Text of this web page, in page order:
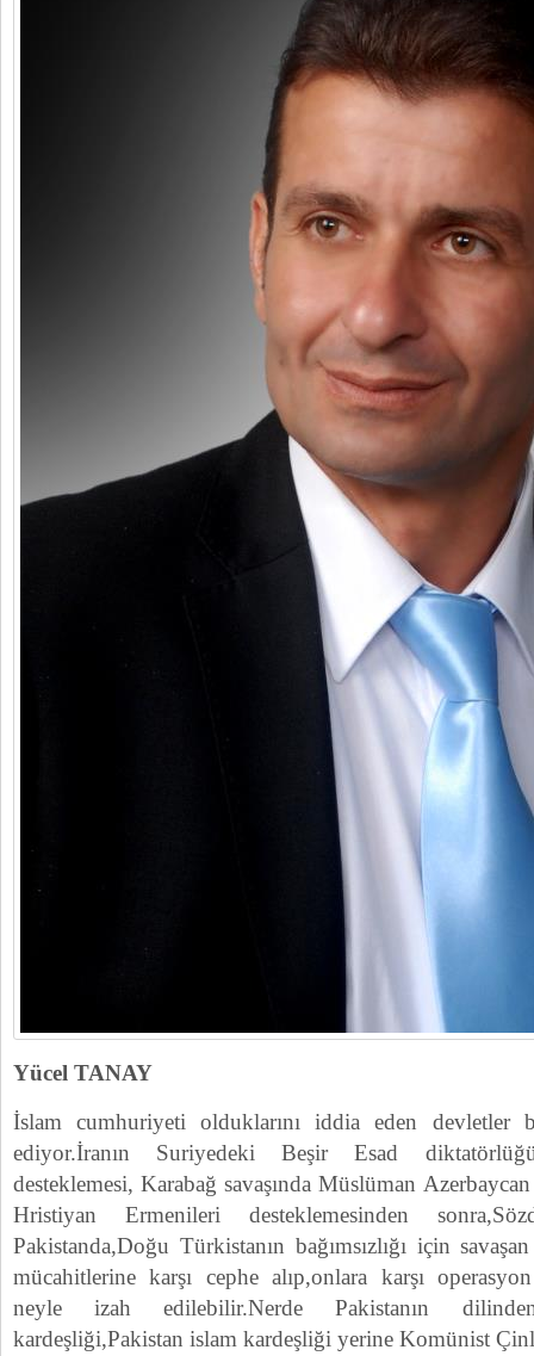
Yücel TANAY
İslam cumhuriyeti olduklarını iddia eden devletler
ediyor.İranın Suriyedeki Beşir Esad
desteklemesi, Karabağ savaşında Müslüman
Hristiyan Ermenileri desteklemesinden
Pakistanda,Doğu Türkistanın bağımsızlığı için
mücahitlerine karşı cephe alıp,onlara karşı
neyle izah edilebilir.Nerde Pakistanın
kardeşliği,Pakistan islam kardeşliği yerine Komünist